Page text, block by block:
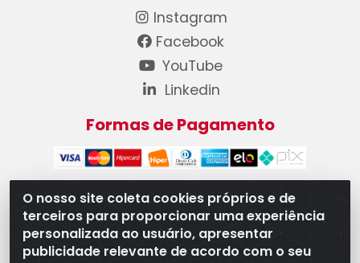
O nosso site coleta cookies próprios e de
terceiros para proporcionar uma experiência
personalizada ao usuário, apresentar
publicidade relevante de acordo com o seu
Instagram
Facebook
YouTube
Linkedin
Formas de Pagamento
WB Componentes Automotivos LTDA - CNPJ
08.528.393/0001-12 - Rua do Níquel, 667 - Parque
Oeste Industrial, Goiânia/GO - CEP 74375-660